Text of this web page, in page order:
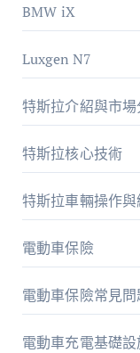
BMW iX
Luxgen N7
特斯拉介紹與市
特斯拉核心技術
特斯拉車輛操作
電動車保險
電動車保險常見問
電動車充電基礎設